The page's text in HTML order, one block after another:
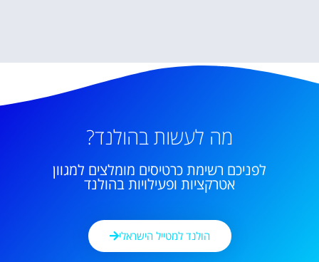
מה לעשות בהולנד?
לפניכם רשימת כרטיסים מומלצים למגוון
אטרקציות ופעילויות בהולנד
הולנד למטייל הישראלי